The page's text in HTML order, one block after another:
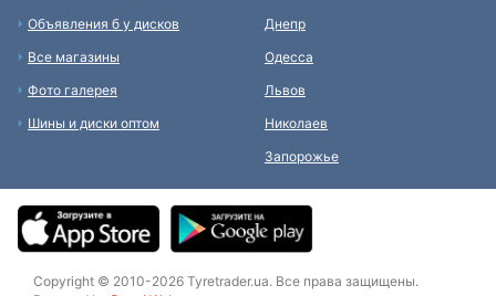
Объявления б у дисков
Все магазины
Фото галерея
Шины и диски оптом
Днепр
Одесса
Львов
Николаев
Запорожье
Copyright © 2010-2026 Tyretrader.ua. Все права защищены.